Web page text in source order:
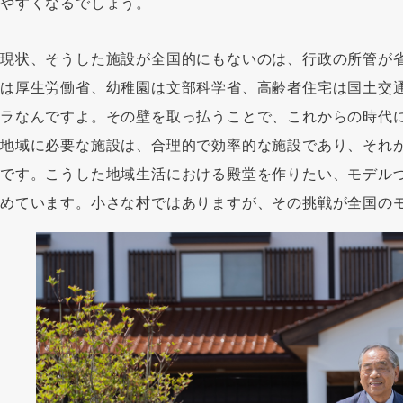
現状、そうした施設が全国的にもないのは、行政の所管が
は厚生労働省、幼稚園は文部科学省、高齢者住宅は国土
ラなんですよ。その壁を取っ払うことで、これからの時
地域に必要な施設は、合理的で効率的な施設であり、それ
です。こうした地域生活における殿堂を作りたい、モデ
めています。小さな村ではありますが、その挑戦が全国の